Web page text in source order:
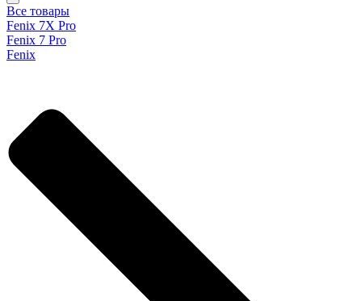
Все товары
Fenix 7X Pro
Fenix 7 Pro
Fenix